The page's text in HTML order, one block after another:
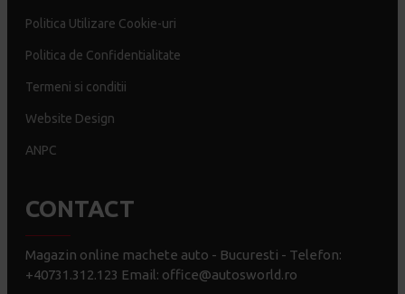
Politica Utilizare Cookie-uri
Politica de Confidentialitate
Termeni si conditii
Website Design
ANPC
CONTACT
Magazin online machete auto - Bucuresti - Telefon:
+40731.312.123 Email: office@autosworld.ro